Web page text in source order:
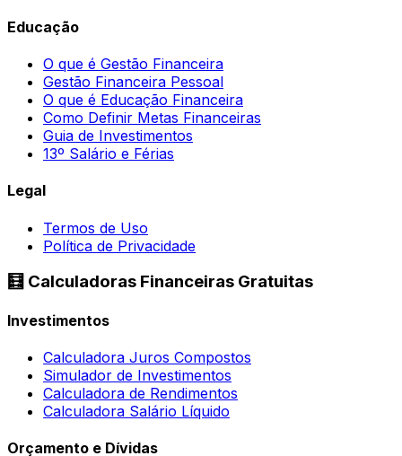
Educação
O que é Gestão Financeira
Gestão Financeira Pessoal
O que é Educação Financeira
Como Definir Metas Financeiras
Guia de Investimentos
13º Salário e Férias
Legal
Termos de Uso
Política de Privacidade
🧮 Calculadoras Financeiras Gratuitas
Investimentos
Calculadora Juros Compostos
Simulador de Investimentos
Calculadora de Rendimentos
Calculadora Salário Líquido
Orçamento e Dívidas